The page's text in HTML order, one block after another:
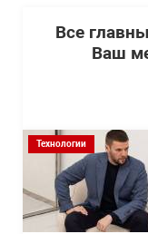
Все
Ваш
Технологии